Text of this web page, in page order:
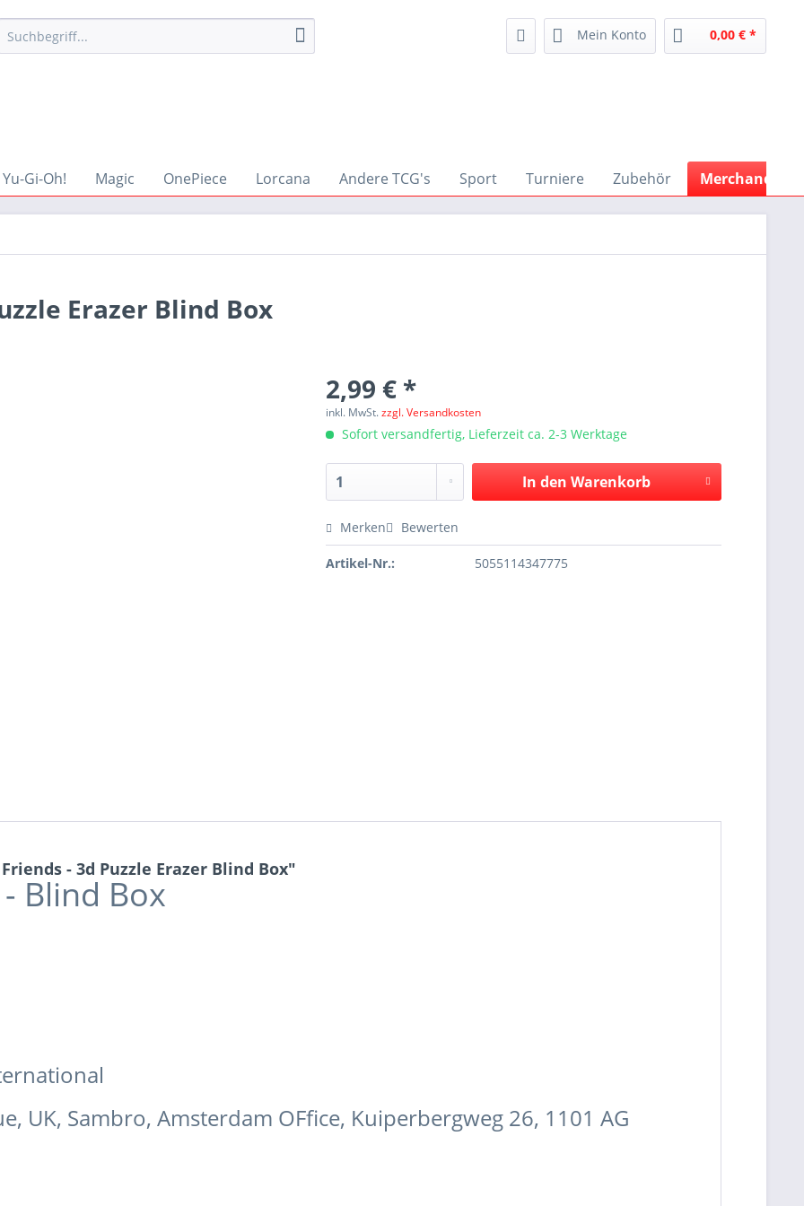
Mein Konto 0,00 € *
Yu-Gi-Oh! Magic OnePiece Lorcana Andere TCG's Sport Turniere Zubehör Merchandise
Erazer Blind Box
2,99 € *
inkl. MwSt.zzgl. Versandkosten
Sofort versandfertig, Lieferzeit ca. 2-3 Werktage
In den Warenkorb
Merken Bewerten
Artikel-Nr.: 5055114347775
- 3d Puzzle Erazer Blind Box"
Blind Box
UK, Sambro, Amsterdam OFfice, Kuiperbergweg 26, 1101 AG